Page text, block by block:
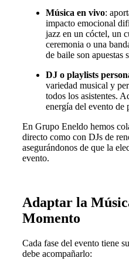
Música en vivo:
impacto emocional
jazz en un cóctel, un
ceremonia o una
de baile son apuestas
DJ o playlists
variedad musical y
todos los asistentes.
energía del evento de
En Grupo Eneldo hemos
directo como con DJs de
asegurándonos de que la
evento.
Adaptar la
Momento
Cada fase del evento tiene
debe acompañarlo: